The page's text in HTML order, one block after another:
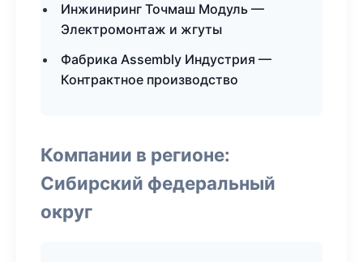
Инжиниринг Точмаш Модуль —
Электромонтаж и жгуты
Фабрика Assembly Индустрия —
Контрактное производство
Компании в регионе:
Сибирский федеральный
округ